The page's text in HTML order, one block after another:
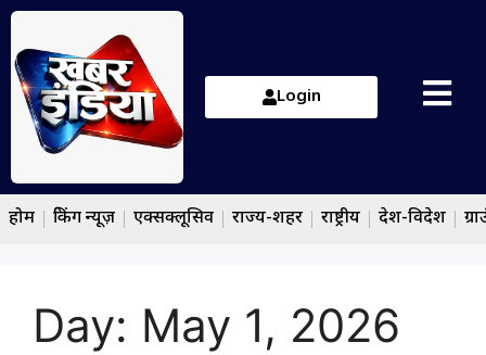
Login
होम ब्रेकिंग न्यूज़ एक्सक्लूसिव राज्य-शहर राष्ट्रीय देश-विदेश
Day: May 1, 2026